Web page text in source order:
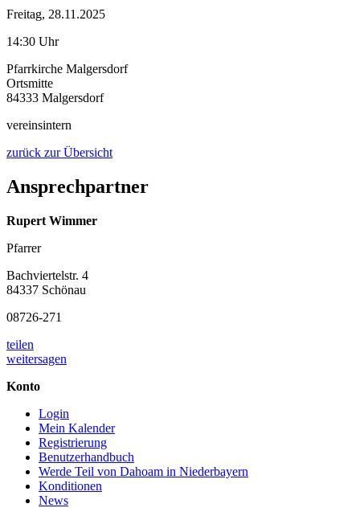
Freitag, 28.11.2025
14:30 Uhr
Pfarrkirche Malgersdorf
Ortsmitte
84333 Malgersdorf
vereinsintern
zurück zur Übersicht
Ansprechpartner
Rupert Wimmer
Pfarrer
Bachviertelstr. 4
84337 Schönau
08726-271
teilen
weitersagen
Konto
Login
Mein Kalender
Registrierung
Benutzerhandbuch
Werde Teil von Dahoam in Niederbayern
Konditionen
News